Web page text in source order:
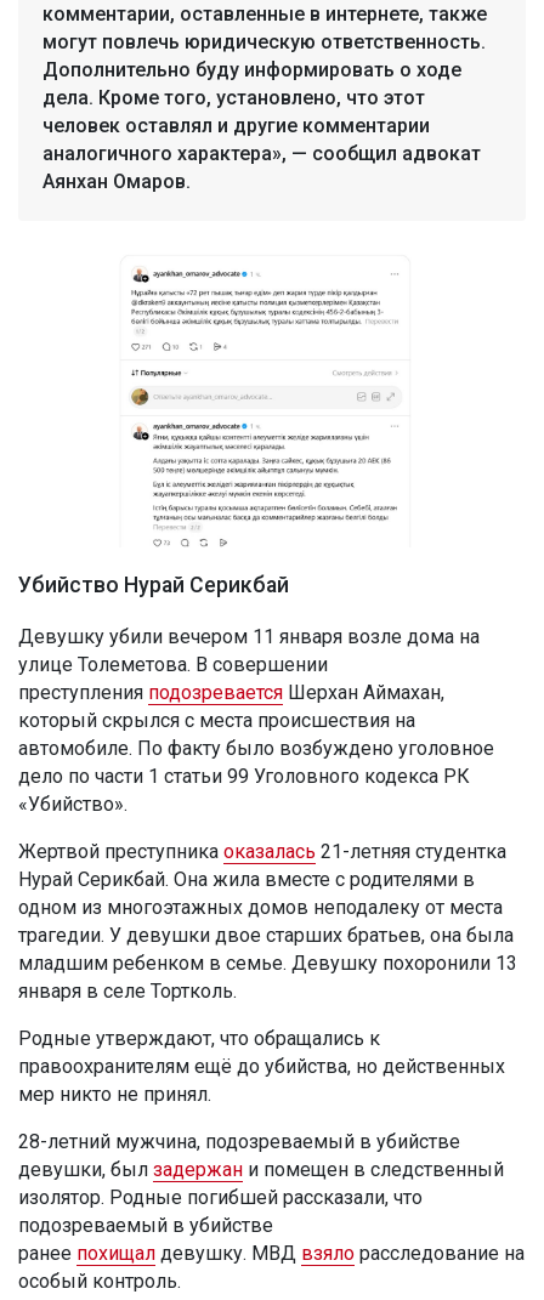
комментарии, оставленные в интернете, также
могут повлечь юридическую ответственность.
Дополнительно буду информировать о ходе
дела. Кроме того, установлено, что этот
человек оставлял и другие комментарии
аналогичного характера», — сообщил адвокат
Аянхан Омаров.
Убийство Нурай Серикбай
Девушку убили вечером 11 января возле дома на
улице Толеметова. В совершении
преступления подозревается Шерхан Аймахан,
который скрылся с места происшествия на
автомобиле. По факту было возбуждено уголовное
дело по части 1 статьи 99 Уголовного кодекса РК
«Убийство».
Жертвой преступника оказалась 21-летняя студентка
Нурай Серикбай. Она жила вместе с родителями в
одном из многоэтажных домов неподалеку от места
трагедии. У девушки двое старших братьев, она была
младшим ребенком в семье. Девушку похоронили 13
января в селе Тортколь.
Родные утверждают, что обращались к
правоохранителям ещё до убийства, но действенных
мер никто не принял.
28-летний мужчина, подозреваемый в убийстве
девушки, был задержан и помещен в следственный
изолятор. Родные погибшей рассказали, что
подозреваемый в убийстве
ранее похищал девушку. МВД взяло расследование на
особый контроль.